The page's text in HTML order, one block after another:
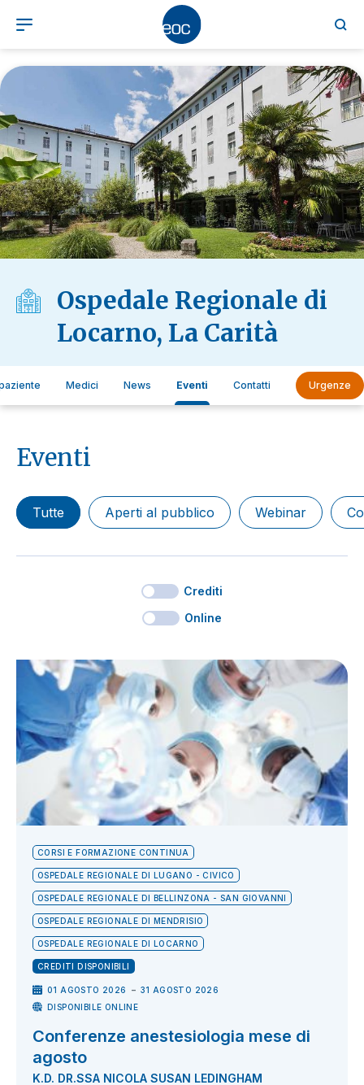
Ospedale Regionale di
Locarno, La Carità
Medici News Eventi Contatti Urgenze
Eventi
Tutte Aperti al pubblico Webinar
Crediti
Online
CORSI E FORMAZIONE CONTINUA
OSPEDALE REGIONALE DI LUGANO - CIVICO
OSPEDALE REGIONALE DI BELLINZONA - SAN GIOVANNI
OSPEDALE REGIONALE DI MENDRISIO
OSPEDALE REGIONALE DI LOCARNO
CREDITI DISPONIBILI
01 AGOSTO 2026 - 31 AGOSTO 2026
DISPONIBILE ONLINE
Conferenze anestesiologia mese di
agosto
K.D. DR.SSA NICOLA SUSAN LEDINGHAM